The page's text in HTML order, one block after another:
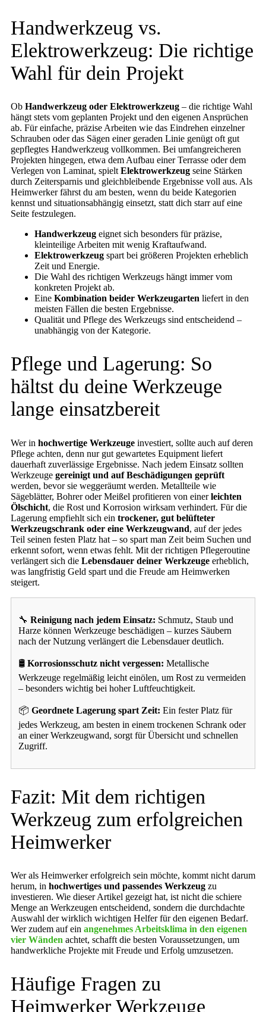
Handwerkzeug vs.
Elektrowerkzeug: Die richtige
Wahl für dein Projekt
Ob Handwerkzeug oder Elektrowerkzeug – die richtige Wahl
hängt stets vom geplanten Projekt und den eigenen Ansprüchen
ab. Für einfache, präzise Arbeiten wie das Eindrehen einzelner
Schrauben oder das Sägen einer geraden Linie genügt oft gut
gepflegtes Handwerkzeug vollkommen. Bei umfangreicheren
Projekten hingegen, etwa dem Aufbau einer Terrasse oder dem
Verlegen von Laminat, spielt Elektrowerkzeug seine Stärken
durch Zeitersparnis und gleichbleibende Ergebnisse voll aus. Als
Heimwerker fährst du am besten, wenn du beide Kategorien
kennst und situationsabhängig einsetzt, statt dich starr auf eine
Seite festzulegen.
Handwerkzeug eignet sich besonders für präzise,
kleinteilige Arbeiten mit wenig Kraftaufwand.
Elektrowerkzeug spart bei größeren Projekten erheblich
Zeit und Energie.
Die Wahl des richtigen Werkzeugs hängt immer vom
konkreten Projekt ab.
Eine Kombination beider Werkzeugarten liefert in den
meisten Fällen die besten Ergebnisse.
Qualität und Pflege des Werkzeugs sind entscheidend –
unabhängig von der Kategorie.
Pflege und Lagerung: So
hältst du deine Werkzeuge
lange einsatzbereit
Wer in hochwertige Werkzeuge investiert, sollte auch auf deren
Pflege achten, denn nur gut gewartetes Equipment liefert
dauerhaft zuverlässige Ergebnisse. Nach jedem Einsatz sollten
Werkzeuge gereinigt und auf Beschädigungen geprüft
werden, bevor sie weggeräumt werden. Metallteile wie
Sägeblätter, Bohrer oder Meißel profitieren von einerleichten
Ölschicht, die Rost und Korrosion wirksam verhindert. Für die
Lagerung empfiehlt sich ein trockener, gut belüfteter
Werkzeugschrank oder eine Werkzeugwand, auf der jedes
Teil seinen festen Platz hat – so spart man Zeit beim Suchen und
erkennt sofort, wenn etwas fehlt. Mit der richtigen Pflegeroutine
verlängert sich die Lebensdauer deiner Werkzeuge erheblich,
was langfristig Geld spart und die Freude am Heimwerken
steigert.
🔧 Reinigung nach jedem Einsatz: Schmutz, Staub und
Harze können Werkzeuge beschädigen – kurzes Säubern
nach der Nutzung verlängert die Lebensdauer deutlich.
🛢️ Korrosionsschutz nicht vergessen: Metallische
Werkzeuge regelmäßig leicht einölen, um Rost zu vermeiden
– besonders wichtig bei hoher Luftfeuchtigkeit.
📦 Geordnete Lagerung spart Zeit: Ein fester Platz für
jedes Werkzeug, am besten in einem trockenen Schrank oder
an einer Werkzeugwand, sorgt für Übersicht und schnellen
Zugriff.
Fazit: Mit dem richtigen
Werkzeug zum erfolgreichen
Heimwerker
Wer als Heimwerker erfolgreich sein möchte, kommt nicht darum
herum, in hochwertiges und passendes Werkzeug zu
investieren. Wie dieser Artikel gezeigt hat, ist nicht die schiere
Menge an Werkzeugen entscheidend, sondern die durchdachte
Auswahl der wirklich wichtigen Helfer für den eigenen Bedarf.
Wer zudem auf ein angenehmes Arbeitsklima in den eigenen
vier Wänden achtet, schafft die besten Voraussetzungen, um
handwerkliche Projekte mit Freude und Erfolg umzusetzen.
Häufige Fragen zu
Heimwerker Werkzeuge